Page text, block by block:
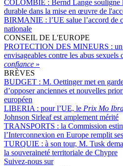
COLOMBIE : Bernd Lange souligne
durable dans la mise en œuvre de
BIRMANIE : l’UE salue l’accord de
nationale
CONSEIL DE L'EUROPE
PROTECTION DES MINEURS :
envisageables contre les abus sexuels
confiance »
BRÈVES
BUDGET : M. Oettinger met en
d’opposer anciennes et nouvelles
européen
LIBERIA : pour l’UE, le Prix Mo
Johnson Sirleaf est amplement mérité
TRANSPORTS : la Commission
l’Interconnexion en Europe remplit
TURQUIE : à son tour, M. Tusk
la souveraineté territoriale de Chypre
Suivez-nous sur